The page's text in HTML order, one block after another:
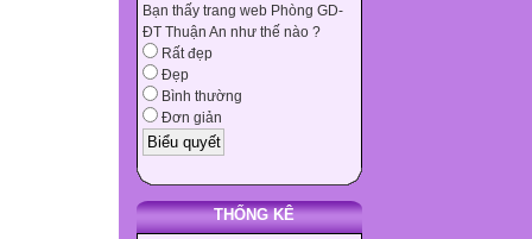
Bạn thấy trang web Phòng GD-
ĐT Thuận An như thế nào ?
Rất đẹp
Đẹp
Bình thường
Đơn giản
THỐNG KÊ